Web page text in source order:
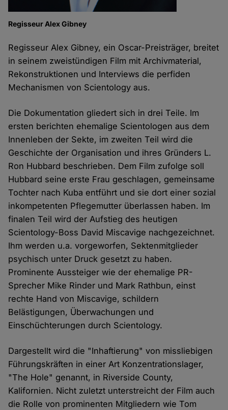
Regisseur Alex Gibney
Regisseur Alex Gibney, ein Oscar-Preisträger, breitet
in seinem zweistündigen Film mit Archivmaterial,
Rekonstruktionen und Interviews die perfiden
Mechanismen von Scientology aus.
Die Dokumentation gliedert sich in drei Teile. Im
ersten berichten ehemalige Scientologen aus dem
Innenleben der Sekte, im zweiten Teil wird die
Geschichte der Organisation und ihres Gründers L.
Ron Hubbard beschrieben. Dem Film zufolge soll
Hubbard seine erste Frau geschlagen, gemeinsame
Tochter nach Kuba entführt und sie dort einer sozial
inkompetenten Pflegemutter überlassen haben. Im
finalen Teil wird der Aufstieg des heutigen
Scientology-Boss David Miscavige nachgezeichnet.
Ihm werden u.a. vorgeworfen, Sektenmitglieder
psychisch unter Druck gesetzt zu haben.
Prominente Aussteiger wie der ehemalige PR-
Sprecher Mike Rinder und Mark Rathbun, einst
rechte Hand von Miscavige, schildern
Belästigungen, Überwachungen und
Einschüchterungen durch Scientology.
Dargestellt wird die "Inhaftierung" von missliebigen
Führungskräften in einer Art Konzentrationslager,
"The Hole" genannt, in Riverside County,
Kalifornien. Nicht zuletzt unterstreicht der Film auch
die Rolle von prominenten Mitgliedern wie Tom